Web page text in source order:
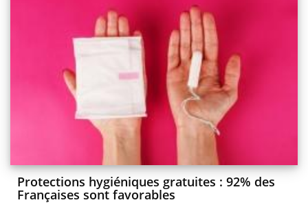
Protections hygiéniques gratuites : 92% des
Françaises sont favorables